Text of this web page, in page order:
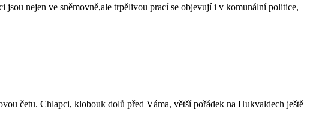
jsou nejen ve sněmovně,ale trpělivou prací se objevují i v komunální politice,
četu. Chlapci, klobouk dolů před Váma, větší pořádek na Hukvaldech ještě